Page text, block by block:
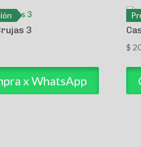
3
x WhatsApp
$